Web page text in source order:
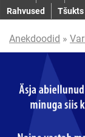
Rahvused
Tšukts
Anekdoodid »